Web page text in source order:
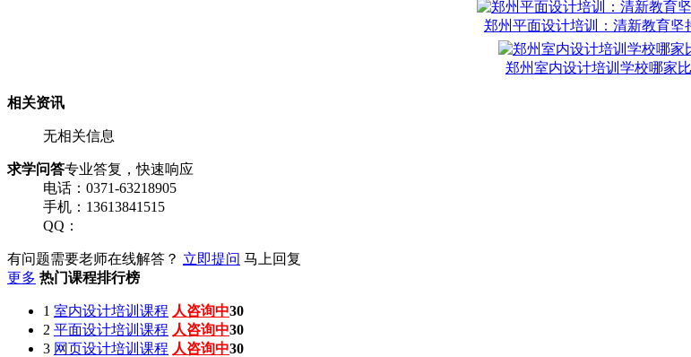
郑州平面设计培训：清新教育坚
郑州室内设计培训学校哪家
相关资讯
无相关信息
求学问答专业答复，快速响应
电话：0371-63218905
手机：13613841515
QQ：
有问题需要老师在线解答？ 立即提问 马上回复
更多 热门课程排行榜
1 室内设计培训课程 人咨询中30
2 平面设计培训课程 人咨询中30
3 网页设计培训课程 人咨询中30